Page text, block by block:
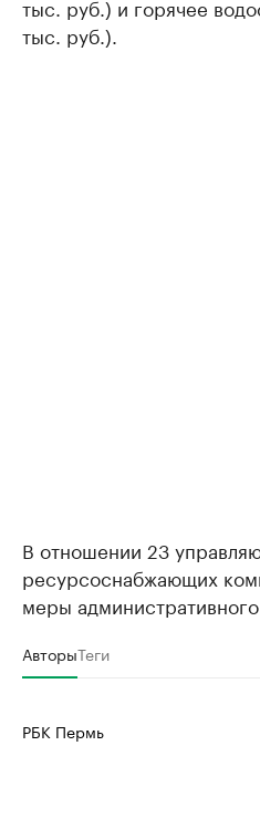
тыс. руб.) и горячее
тыс. руб.).
В отношении 23
ресурсоснабжающих
меры
АвторыТеги
РБК Пермь